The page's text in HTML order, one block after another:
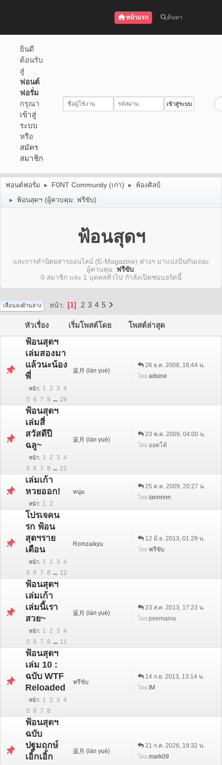
หน้าแรก ค้นหา
ยินดี
ต้อนรับ
สู่
ฟอนต์
ฟอรั่ม
กรุณา
เข้าสู่
ระบบ
หรือ
สมัคร
สมาชิก
ฟอนต์ฟอรั่ม ► F0NT Community (เก่า) ► ห้องศิลป์
► ฟ้อนสุดฯ (ผู้ควบคุม: ฟรีขับ)
ฟ้อนสุดฯ
และการทำนิตยสารออนไลน์ (E-Magazine) ต่างๆ มาแบ่งปันกันเถอะ
ผู้ควบคุม: ฟรีขับ.
0 สมาชิก และ 1 บุคคลทั่วไป กำลังเปิดชมบอร์ดนี้
เลื่อนลงด้านล่าง หน้า 1 2 3 4 5
หัวเรื่อง เริ่มโพสต์โดย โพสต์ล่าสุด
ฟ้อนสุดฯ
เล่มสองมา
แล้วนะน้อง
พี่
หน้า 1 2 3 4
5 6 7 8 ... 29
蓝月 (lán yuè)
26 ธ.ค. 2008, 16:44 น.
โดย adsine
ฟ้อนสุดฯ
เล่มสี่
สวัสดีปี
ฉลู~
หน้า 1 2 3 4
5 6 7 8 ... 21
蓝月 (lán yuè)
23 พ.ค. 2009, 04:00 น.
โดย ออตโต้
เล่มเก้า
หวยออก!
หน้า 1 2
หนุ่ม
25 ต.ค. 2009, 20:27 น.
โดย iannnnn
โปรเจคน
รก ฟ้อน
สุดฯราย
เดือน
หน้า 1 2 3 4
5 6 7 8 ... 12
Romzaikyu
12 มิ.ย. 2013, 01:29 น.
โดย ฟรีขับ
ฟ้อนสุดฯ
เล่มเก้า
เล่มนี้เรา
สวย~
หน้า 1 2 3 4
5 6 7 8 ... 11
蓝月 (lán yuè)
23 ส.ค. 2013, 17:23 น.
โดย peemaina
ฟ้อนสุดฯ
เล่ม 10 :
ฉบับ WTF
Reloaded
หน้า 1 2 3 4
5 6 7 8
ฟรีขับ
14 ก.ย. 2013, 13:14 น.
โดย IM
ฟ้อนสุดฯ
ฉบับ
ปฐมฤกษ์
เอิ้กเอิ้ก
蓝月 (lán yuè)
21 ก.ค. 2026, 19:32 น.
โดย mark09